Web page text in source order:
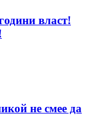
власт!
не смее да